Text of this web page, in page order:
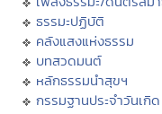
ธรรมะปฏิบัติ
คลังแสงแห่งธรรม
บทสวดมนต์
หลักธรรมนำสุขฯ
กรรมฐานประจำวันเกิด